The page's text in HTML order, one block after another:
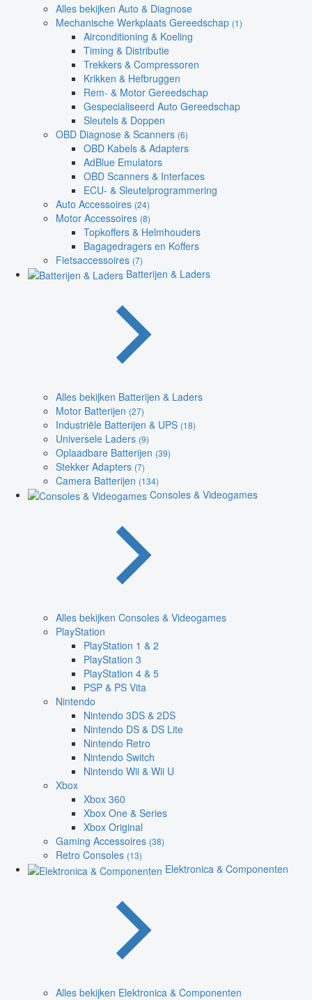
Alles bekijken Auto & Diagnose
Mechanische Werkplaats Gereedschap (1)
Airconditioning & Koeling
Timing & Distributie
Trekkers & Compressoren
Krikken & Hefbruggen
Rem- & Motor Gereedschap
Gespecialiseerd Auto Gereedschap
Sleutels & Doppen
OBD Diagnose & Scanners (6)
OBD Kabels & Adapters
AdBlue Emulators
OBD Scanners & Interfaces
ECU- & Sleutelprogrammering
Auto Accessoires (24)
Motor Accessoires (8)
Topkoffers & Helmhouders
Bagagedragers en Koffers
Fietsaccessoires (7)
Batterijen & Laders
Alles bekijken Batterijen & Laders
Motor Batterijen (27)
Industriële Batterijen & UPS (18)
Universele Laders (9)
Oplaadbare Batterijen (39)
Stekker Adapters (7)
Camera Batterijen (134)
Consoles & Videogames
Alles bekijken Consoles & Videogames
PlayStation
PlayStation 1 & 2
PlayStation 3
PlayStation 4 & 5
PSP & PS Vita
Nintendo
Nintendo 3DS & 2DS
Nintendo DS & DS Lite
Nintendo Retro
Nintendo Switch
Nintendo Wii & Wii U
Xbox
Xbox 360
Xbox One & Series
Xbox Original
Gaming Accessoires (38)
Retro Consoles (13)
Elektronica & Componenten
Alles bekijken Elektronica & Componenten